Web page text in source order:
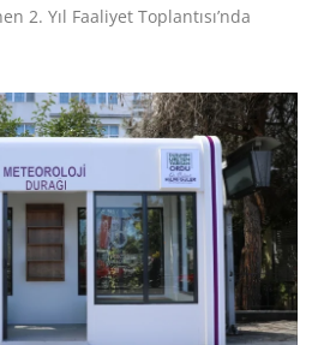
2. Yıl Faaliyet Toplantısı’nda